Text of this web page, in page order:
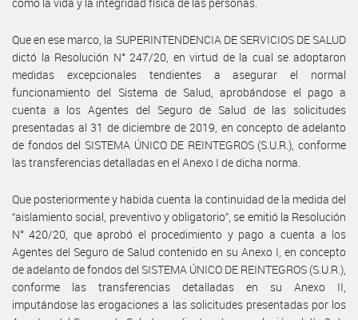
Que en ese marco, la SUPERINTENDENCIA DE SERVICIOS DE SALUD
dictó la Resolución N° 247/20, en virtud de la cual se adoptaron
medidas excepcionales tendientes a asegurar el normal
funcionamiento del Sistema de Salud, aprobándose el pago a
cuenta a los Agentes del Seguro de Salud de las solicitudes
presentadas al 31 de diciembre de 2019, en concepto de adelanto
de fondos del SISTEMA ÚNICO DE REINTEGROS (S.U.R.), conforme
las transferencias detalladas en el Anexo I de dicha norma.
Que posteriormente y habida cuenta la continuidad de la medida del
“aislamiento social, preventivo y obligatorio”, se emitió la Resolución
N° 420/20, que aprobó el procedimiento y pago a cuenta a los
Agentes del Seguro de Salud contenido en su Anexo I, en concepto
de adelanto de fondos del SISTEMA ÚNICO DE REINTEGROS (S.U.R.),
conforme las transferencias detalladas en su Anexo II,
imputándose las erogaciones a las solicitudes presentadas por los